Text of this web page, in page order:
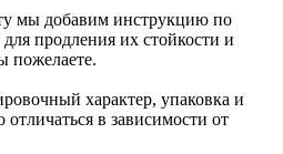
мы добавим инструкцию по
продления их стойкости и
пожелаете.
характер, упаковка и
в зависимости от